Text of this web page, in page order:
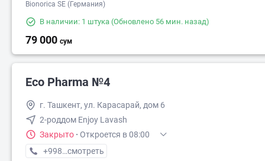
Bionorica SE (Германия)
В наличии: 1 штука (Обновлено 56 мин. назад)
79 000 сум
Eco Pharma №4
г. Ташкент, ул. Карасарай, дом 6
2-роддом Enjoy Lavash
Закрыто · Откроется в 08:00
+998 (55) XXX-XX-XX
смотреть